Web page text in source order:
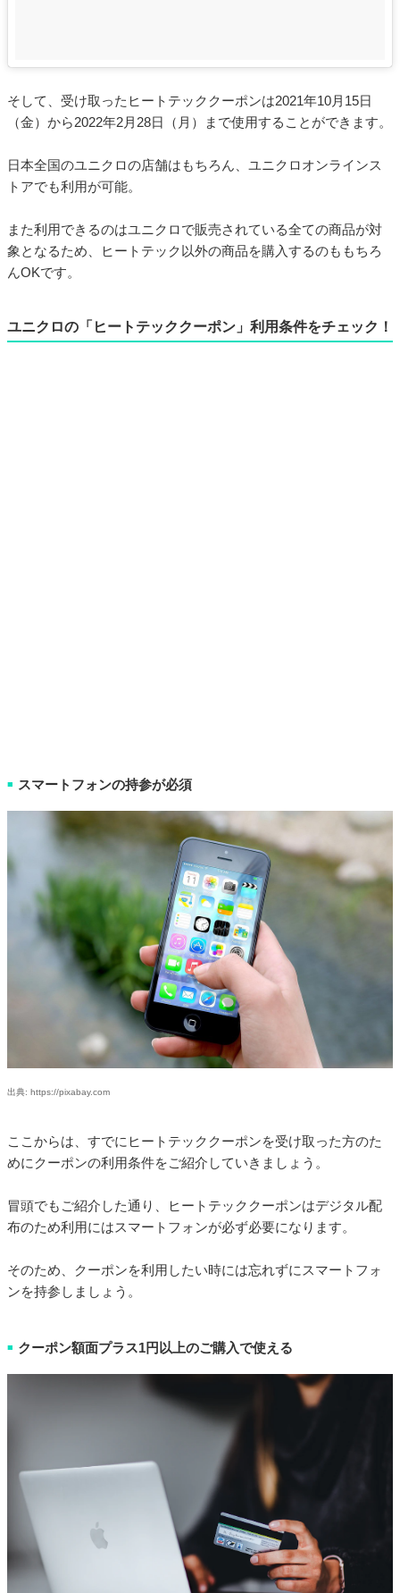
そして、受け取ったヒートテッククーポンは2021年10月15日
（金）から2022年2月28日（月）まで使用することができます。
日本全国のユニクロの店舗はもちろん、ユニクロオンラインス
トアでも利用が可能。
また利用できるのはユニクロで販売されている全ての商品が対
象となるため、ヒートテック以外の商品を購入するのももちろ
んOKです。
ユニクロの「ヒートテッククーポン」利用条件をチェック！
■ スマートフォンの持参が必須
出典: https://pixabay.com
ここからは、すでにヒートテッククーポンを受け取った方のた
めにクーポンの利用条件をご紹介していきましょう。
冒頭でもご紹介した通り、ヒートテッククーポンはデジタル配
布のため利用にはスマートフォンが必ず必要になります。
そのため、クーポンを利用したい時には忘れずにスマートフォ
ンを持参しましょう。
■ クーポン額面プラス1円以上のご購入で使える